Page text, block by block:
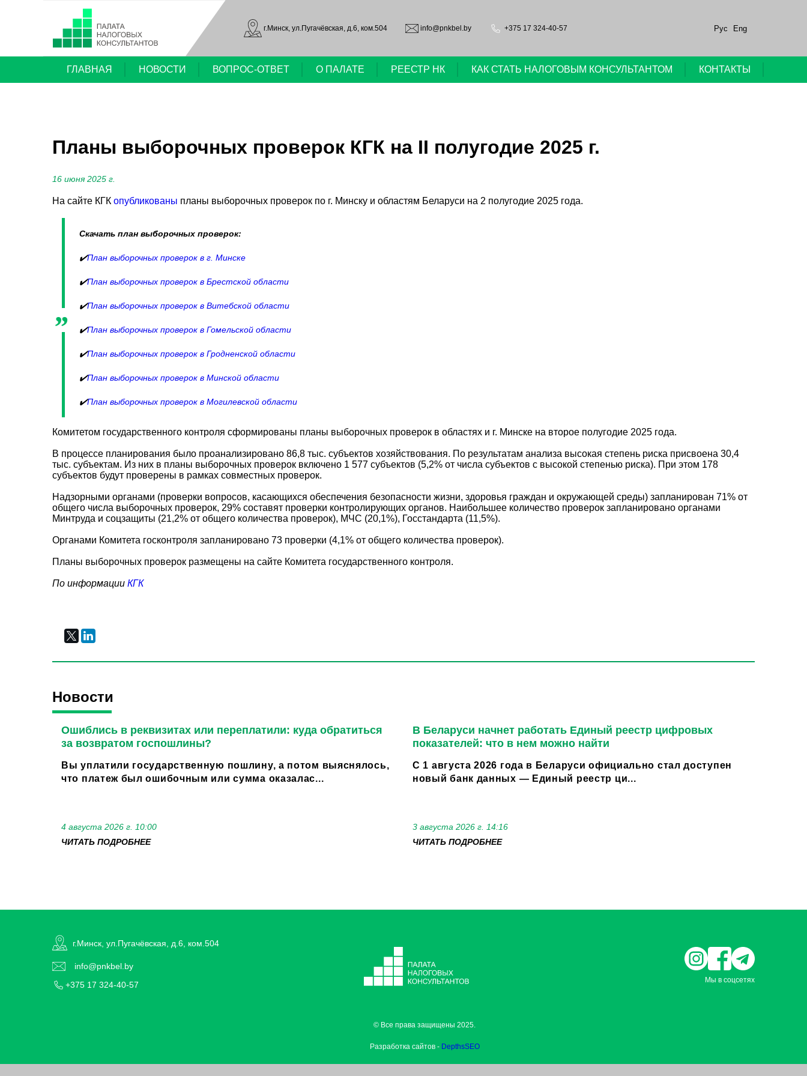
г.Минск, ул.Пугачёвская, д.6, ком.504 info@pnkbel.by +375 17 324-40-57 Рус Eng
ГЛАВНАЯ НОВОСТИ ВОПРОС-ОТВЕТ О ПАЛАТЕ РЕЕСТР НК КАК СТАТЬ НАЛОГОВЫМ КОНСУЛЬТАНТОМ КОНТАКТЫ
Планы выборочных проверок КГК на II полугодие 2025 г.
16 июня 2025 г.
На сайте КГК опубликованы планы выборочных проверок по г. Минску и областям Беларуси на 2 полугодие 2025 года.
Скачать план выборочных проверок:
✔️План выборочных проверок в г. Минске
✔️План выборочных проверок в Брестской области
✔️План выборочных проверок в Витебской области
✔️План выборочных проверок в Гомельской области
✔️План выборочных проверок в Гродненской области
✔️План выборочных проверок в Минской области
✔️План выборочных проверок в Могилевской области
Комитетом государственного контроля сформированы планы выборочных проверок в областях и г. Минске на второе полугодие 2025 года.
В процессе планирования было проанализировано 86,8 тыс. субъектов хозяйствования. По результатам анализа высокая степень риска присвоена 30,4
тыс. субъектам. Из них в планы выборочных проверок включено 1 577 субъектов (5,2% от числа субъектов с высокой степенью риска). При этом 178
субъектов будут проверены в рамках совместных проверок.
Надзорными органами (проверки вопросов, касающихся обеспечения безопасности жизни, здоровья граждан и окружающей среды) запланирован 71% от
общего числа выборочных проверок, 29% составят проверки контролирующих органов. Наибольшее количество проверок запланировано органами
Минтруда и соцзащиты (21,2% от общего количества проверок), МЧС (20,1%), Госстандарта (11,5%).
Органами Комитета госконтроля запланировано 73 проверки (4,1% от общего количества проверок).
Планы выборочных проверок размещены на сайте Комитета государственного контроля.
По информации КГК
Новости
Ошиблись в реквизитах или переплатили: куда обратиться
за возвратом госпошлины?
Вы уплатили государственную пошлину, а потом выяснялось,
что платеж был ошибочным или сумма оказалас...
4 августа 2026 г. 10:00
ЧИТАТЬ ПОДРОБНЕЕ
В Беларуси начнет работать Единый реестр цифровых
показателей: что в нем можно найти
С 1 августа 2026 года в Беларуси официально стал доступен
новый банк данных — Единый реестр ци...
3 августа 2026 г. 14:16
ЧИТАТЬ ПОДРОБНЕЕ
г.Минск, ул.Пугачёвская, д.6, ком.504
info@pnkbel.by
+375 17 324-40-57
Мы в соцсетях
© Все права защищены 2025.
Разработка сайтов - DepthsSEO